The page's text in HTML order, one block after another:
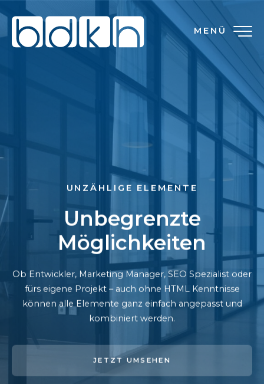
MENÜ
UNZÄHLIGE ELEMENTE
Unbegrenzte
Möglichkeiten
Ob Entwickler, Marketing Manager, SEO Spezialist oder
fürs eigene Projekt – auch ohne HTML Kenntnisse
können alle Elemente ganz einfach angepasst und
kombiniert werden.
JETZT UMSEHEN